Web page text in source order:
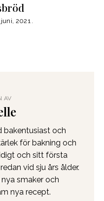
juni, 2021
AV
bakentusiast och
för bakning och
och sitt första
vid sju års ålder.
smaker och
nya recept.